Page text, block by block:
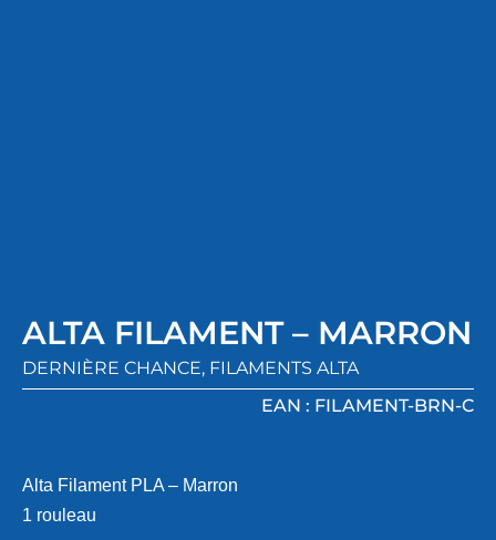
ALTA FILAMENT – MARRON
DERNIÈRE CHANCE, FILAMENTS ALTA
EAN : FILAMENT-BRN-C
Alta Filament PLA – Marron
1 rouleau